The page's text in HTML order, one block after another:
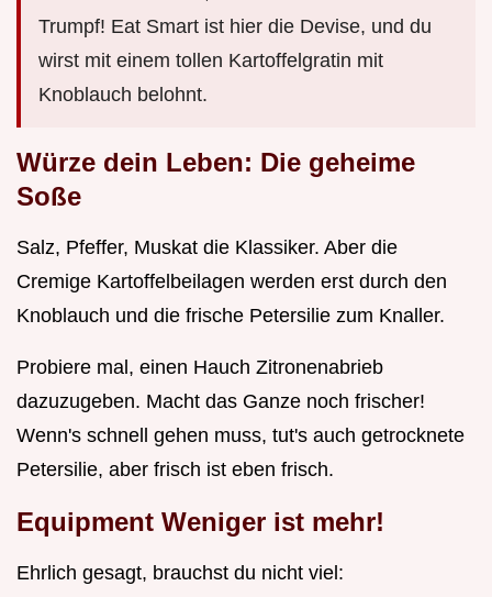
Trumpf! Eat Smart ist hier die Devise, und du
wirst mit einem tollen Kartoffelgratin mit
Knoblauch belohnt.
Würze dein Leben: Die geheime
Soße
Salz, Pfeffer, Muskat die Klassiker. Aber die
Cremige Kartoffelbeilagen werden erst durch den
Knoblauch und die frische Petersilie zum Knaller.
Probiere mal, einen Hauch Zitronenabrieb
dazuzugeben. Macht das Ganze noch frischer!
Wenn's schnell gehen muss, tut's auch getrocknete
Petersilie, aber frisch ist eben frisch.
Equipment Weniger ist mehr!
Ehrlich gesagt, brauchst du nicht viel: